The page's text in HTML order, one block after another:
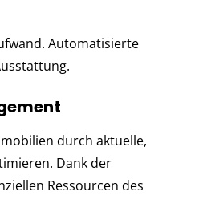
Automatisierte
durch aktuelle,
Dank der
Ressourcen des